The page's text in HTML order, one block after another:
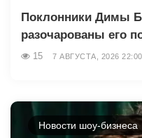
Поклонники Димы
разочарованы его
15 7 АВГУСТА, 2026 22:00
Новости шоу-бизнеса